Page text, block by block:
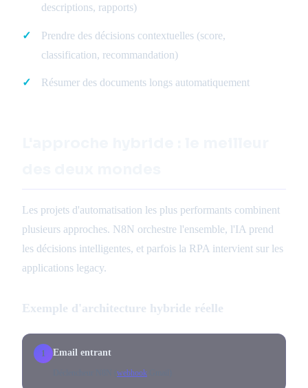
descriptions, rapports)
Prendre des décisions contextuelles (score,
classification, recommandation)
Résumer des documents longs automatiquement
Les projets d'automatisation les plus performants combinent
plusieurs approches. N8N orchestre l'ensemble, l'IA prend
les décisions intelligentes, et parfois la RPA intervient sur les
applications legacy.
Exemple d'architecture hybride réelle
1 Email entrant
webhook